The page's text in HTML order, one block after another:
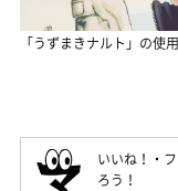
「うずまきナルト」の使
いいね！・
ろう！